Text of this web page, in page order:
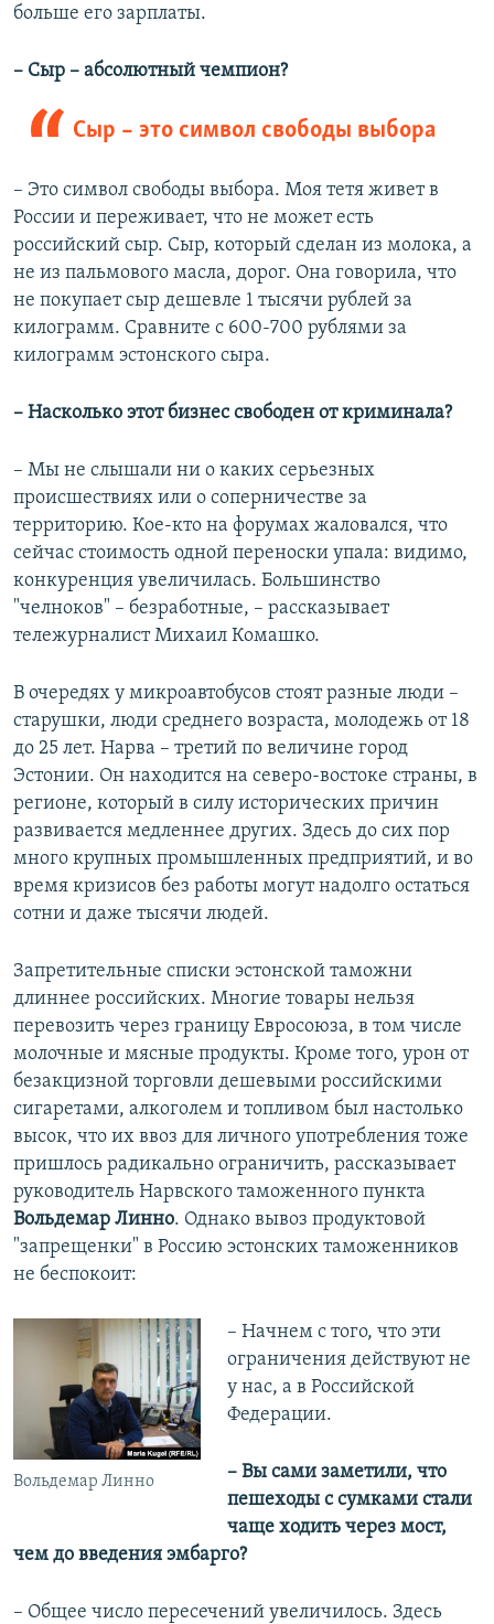
больше его зарплаты.
– Сыр – абсолютный чемпион?
Сыр – это символ свободы выбора
– Это символ свободы выбора. Моя тетя живет в
России и переживает, что не может есть
российский сыр. Сыр, который сделан из молока, а
не из пальмового масла, дорог. Она говорила, что
не покупает сыр дешевле 1 тысячи рублей за
килограмм. Сравните с 600-700 рублями за
килограмм эстонского сыра.
– Насколько этот бизнес свободен от криминала?
– Мы не слышали ни о каких серьезных
происшествиях или о соперничестве за
территорию. Кое-кто на форумах жаловался, что
сейчас стоимость одной переноски упала: видимо,
конкуренция увеличилась. Большинство
"челноков" – безработные, – рассказывает
тележурналист Михаил Комашко.
В очередях у микроавтобусов стоят разные люди –
старушки, люди среднего возраста, молодежь от 18
до 25 лет. Нарва – третий по величине город
Эстонии. Он находится на северо-востоке страны, в
регионе, который в силу исторических причин
развивается медленнее других. Здесь до сих пор
много крупных промышленных предприятий, и во
время кризисов без работы могут надолго остаться
сотни и даже тысячи людей.
Запретительные списки эстонской таможни
длиннее российских. Многие товары нельзя
перевозить через границу Евросоюза, в том числе
молочные и мясные продукты. Кроме того, урон от
безакцизной торговли дешевыми российскими
сигаретами, алкоголем и топливом был настолько
высок, что их ввоз для личного употребления тоже
пришлось радикально ограничить, рассказывает
руководитель Нарвского таможенного пункта
Вольдемар Линно. Однако вывоз продуктовой
"запрещенки" в Россию эстонских таможенников
не беспокоит:
Вольдемар Линно
– Начнем с того, что эти
ограничения действуют не
у нас, а в Российской
Федерации.
– Вы сами заметили, что
пешеходы с сумками стали
чаще ходить через мост,
чем до введения эмбарго?
– Общее число пересечений увеличилось. Здесь